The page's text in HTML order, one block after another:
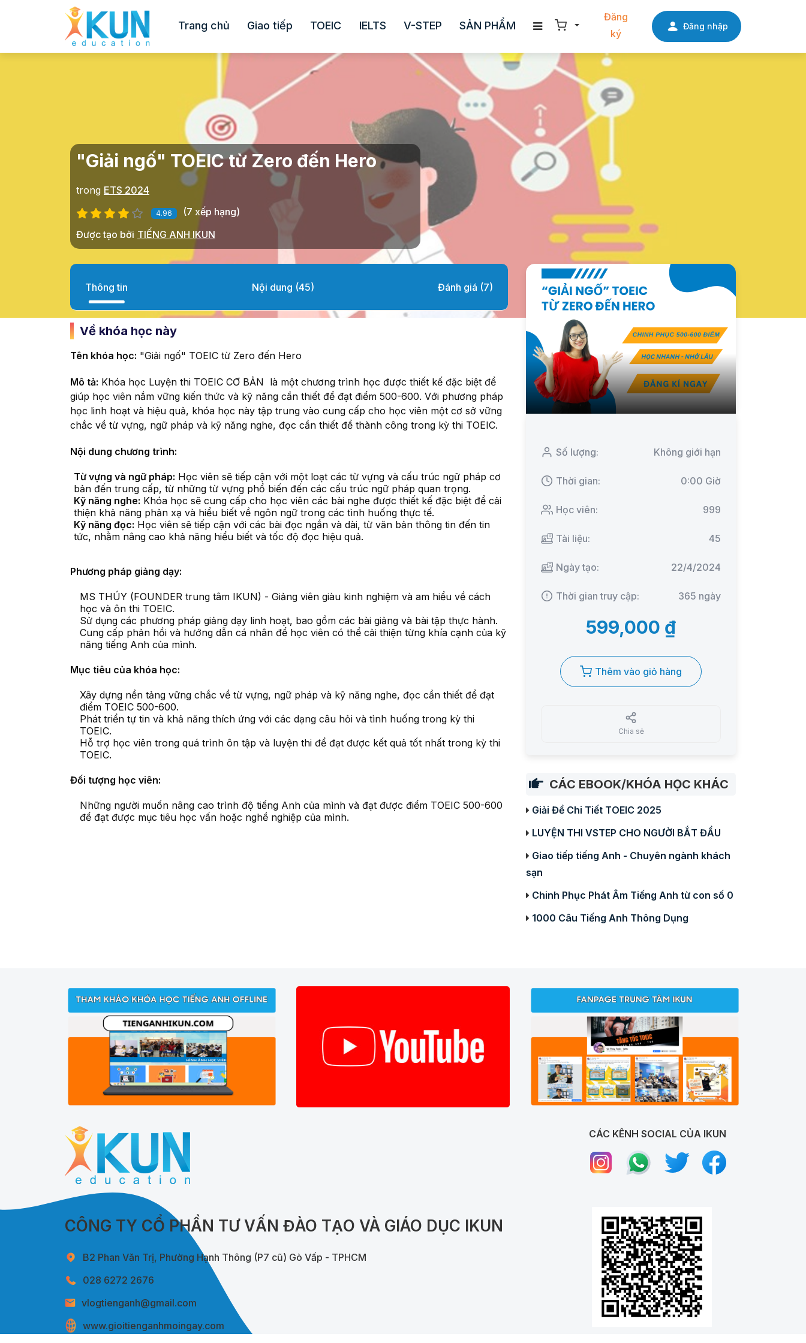
Trang chủ Giao tiếp TOEIC IELTS V-STEP SẢN PHẨM
Đăng
ký
Đăng nhập
"Giải ngố" TOEIC từ Zero đến Hero
trong ETS 2024
4.96
(7 xếp hạng)
Được tạo bởi TIẾNG ANH IKUN
Thông tin Nội dung (45) Đánh giá (7)
Về khóa học này
Tên khóa học: "Giải ngố" TOEIC từ Zero đến Hero
Mô tả: Khóa học Luyện thi TOEIC CƠ BẢN là một chương trình học được thiết kế đặc biệt để
giúp học viên nắm vững kiến thức và kỹ năng cần thiết để đạt điểm 500-600. Với phương pháp
học linh hoạt và hiệu quả, khóa học này tập trung vào cung cấp cho học viên một cơ sở vững
chắc về từ vựng, ngữ pháp và kỹ năng nghe, đọc cần thiết để thành công trong kỳ thi TOEIC.
Nội dung chương trình:
Từ vựng và ngữ pháp: Học viên sẽ tiếp cận với một loạt các từ vựng và cấu trúc ngữ pháp cơ
bản đến trung cấp, từ những từ vựng phổ biến đến các cấu trúc ngữ pháp quan trọng.
Kỹ năng nghe: Khóa học sẽ cung cấp cho học viên các bài nghe được thiết kế đặc biệt để cải
thiện khả năng phản xạ và hiểu biết về ngôn ngữ trong các tình huống thực tế.
Kỹ năng đọc: Học viên sẽ tiếp cận với các bài đọc ngắn và dài, từ văn bản thông tin đến tin
tức, nhằm nâng cao khả năng hiểu biết và tốc độ đọc hiệu quả.
Phương pháp giảng dạy:
MS THÚY (FOUNDER trung tâm IKUN) - Giảng viên giàu kinh nghiệm và am hiểu về cách
học và ôn thi TOEIC.
Sử dụng các phương pháp giảng dạy linh hoạt, bao gồm các bài giảng và bài tập thực hành.
Cung cấp phản hồi và hướng dẫn cá nhân để học viên có thể cải thiện từng khía cạnh của kỹ
năng tiếng Anh của mình.
Mục tiêu của khóa học:
Xây dựng nền tảng vững chắc về từ vựng, ngữ pháp và kỹ năng nghe, đọc cần thiết để đạt
điểm TOEIC 500-600.
Phát triển tự tin và khả năng thích ứng với các dạng câu hỏi và tình huống trong kỳ thi
TOEIC.
Hỗ trợ học viên trong quá trình ôn tập và luyện thi để đạt được kết quả tốt nhất trong kỳ thi
TOEIC.
Đối tượng học viên:
Những người muốn nâng cao trình độ tiếng Anh của mình và đạt được điểm TOEIC 500-600
để đạt được mục tiêu học vấn hoặc nghề nghiệp của mình.
Số lượng: Không giới hạn
Thời gian: 0:00 Giờ
Học viên: 999
Tài liệu: 45
Ngày tạo: 22/4/2024
Thời gian truy cập: 365 ngày
599,000 ₫
Thêm vào giỏ hàng
Chia sẻ
CÁC EBOOK/KHÓA HỌC KHÁC
Giải Đề Chi Tiết TOEIC 2025
LUYỆN THI VSTEP CHO NGƯỜI BẮT ĐẦU
Giao tiếp tiếng Anh - Chuyên ngành khách
sạn
Chinh Phục Phát Âm Tiếng Anh từ con số 0
1000 Câu Tiếng Anh Thông Dụng
CÔNG TY CỔ PHẦN TƯ VẤN ĐÀO TẠO VÀ GIÁO DỤC IKUN
B2 Phan Văn Trị, Phường Hạnh Thông (P7 cũ) Gò Vấp - TPHCM
028 6272 2676
vlogtienganh@gmail.com
www.gioitienganhmoingay.com
CÁC KÊNH SOCIAL CỦA IKUN